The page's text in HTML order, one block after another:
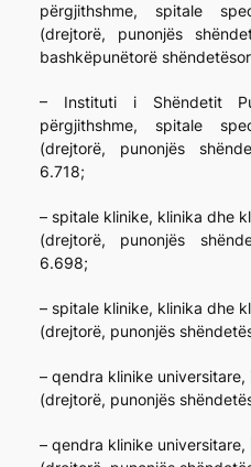
përgjithshme, spitale
(drejtorë, punonjës
bashkëpunëtorë
– Instituti i Shëndetit
përgjithshme, spitale
(drejtorë, punonjës
6.718;
– spitale klinike, klinika dhe
(drejtorë, punonjës
6.698;
– spitale klinike, klinika dhe
(drejtorë, punonjës
– qendra klinike
(drejtorë, punonjës
– qendra klinike